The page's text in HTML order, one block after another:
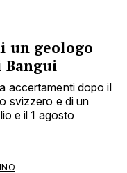
un geologo
Bangui
accertamenti dopo il
svizzero e di un
e il 1 agosto